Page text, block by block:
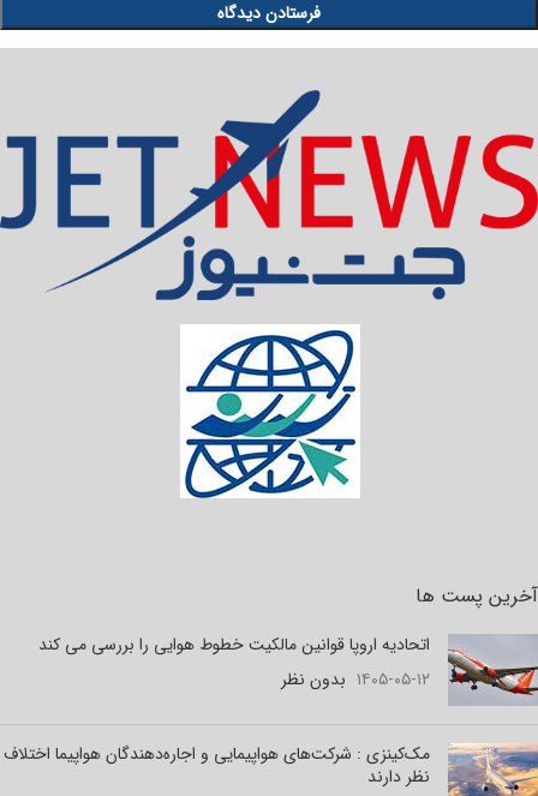
آخرین پست ها
اتحادیه اروپا قوانین مالکیت خطوط هوایی را بررسی می کند
۱۴۰۵-۰۵-۱۲ بدون نظر
مک‌کینزی : شرکت‌های هواپیمایی و اجاره‌دهندگان هواپیما اختلاف
نظر دارند